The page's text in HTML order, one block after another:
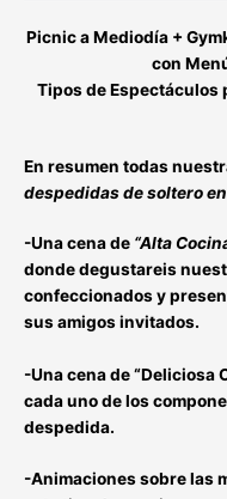
Picnic a Mediodía +
con
Tipos de Espectáculos
En resumen todas
despedidas de soltero
-Una cena de “Alta
donde degustareis
confeccionados y
sus amigos invitados.
-Una cena de “Deliciosa
cada uno de los
despedida.
-Animaciones sobre las